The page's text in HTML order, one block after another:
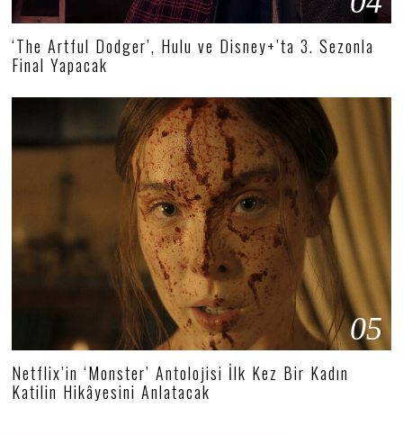
‘The Artful Dodger’, Hulu ve Disney+’ta 3. Sezonla
Final Yapacak
05
Netflix’in ‘Monster’ Antolojisi İlk Kez Bir Kadın
Katilin Hikâyesini Anlatacak